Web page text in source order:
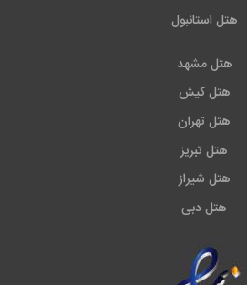
هتل استانبول
هتل مشهد
هتل کیش
هتل تهران
هتل تبریز
هتل شیراز
هتل دبی